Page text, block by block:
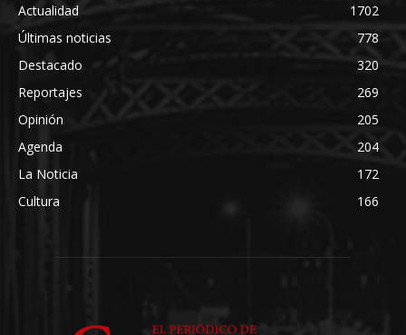
Actualidad
1702
Últimas noticias
778
Destacado
320
Reportajes
269
Opinión
205
Agenda
204
La Noticia
172
Cultura
166